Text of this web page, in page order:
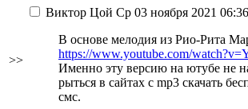
>>
Виктор Цой Ср 03 ноября 2021
В основе мелодия из Рио-Рита
https://www.youtube.com/
Именно эту версию на ютубе не
рыться в сайтах с mp3 скачать
смс.